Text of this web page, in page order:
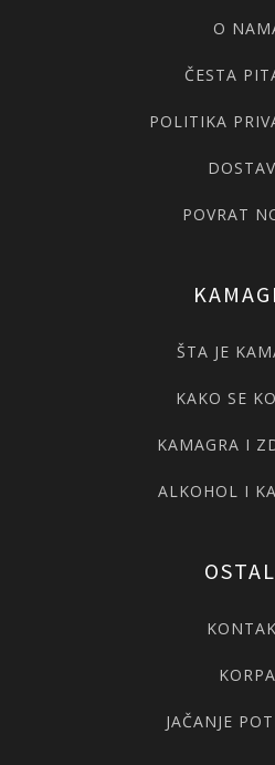
O
ČESTA
POLITIKA
POVRAT
ŠTA JE
KAKO SE
KAMAGRA I
ALKOHOL I
KORPA
JAČANJE